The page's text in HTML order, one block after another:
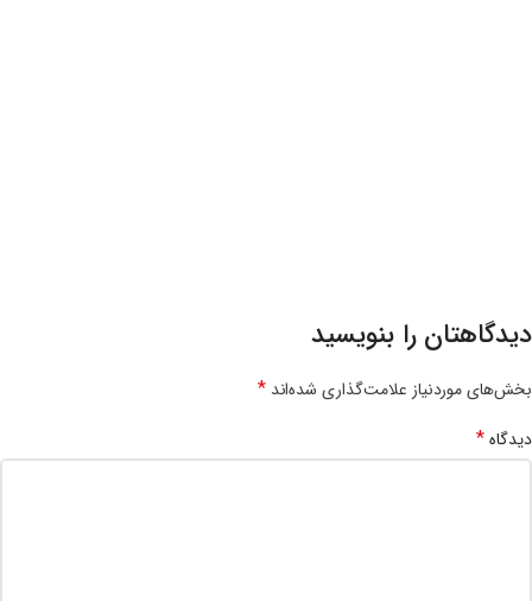
دیدگاهتان را بنویسید
بخش‌های موردنیاز علامت‌گذاری شده‌اند*
دیدگاه*